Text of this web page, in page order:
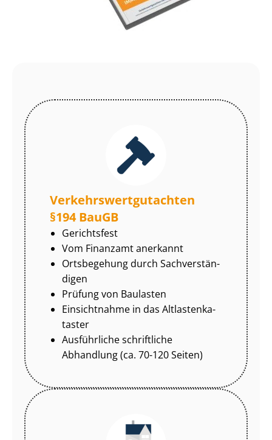
Ver­kehrs­wert­gut­ach­ten
§194 BauGB
Gerichtsfest
Vom Finanzamt anerkannt
Ortsbegehung durch Sach­ver­stän­
di­gen
Prüfung von Baulasten
Einsichtnahme in das Alt­las­ten­ka­
tas­ter
Ausführliche schriftliche
Abhandlung (ca. 70-120 Seiten)